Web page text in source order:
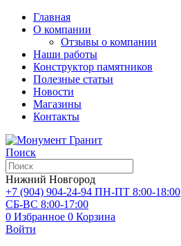
Главная
О компании
Отзывы о компании
Наши работы
Конструктор памятников
Полезные статьи
Новости
Магазины
Контакты
Поиск
Нижний Новгород
+7 (904) 904-24-94 ПН-ПТ 8:00-18:00
СБ-ВС 8:00-17:00
0 Избранное 0 Корзина
Войти